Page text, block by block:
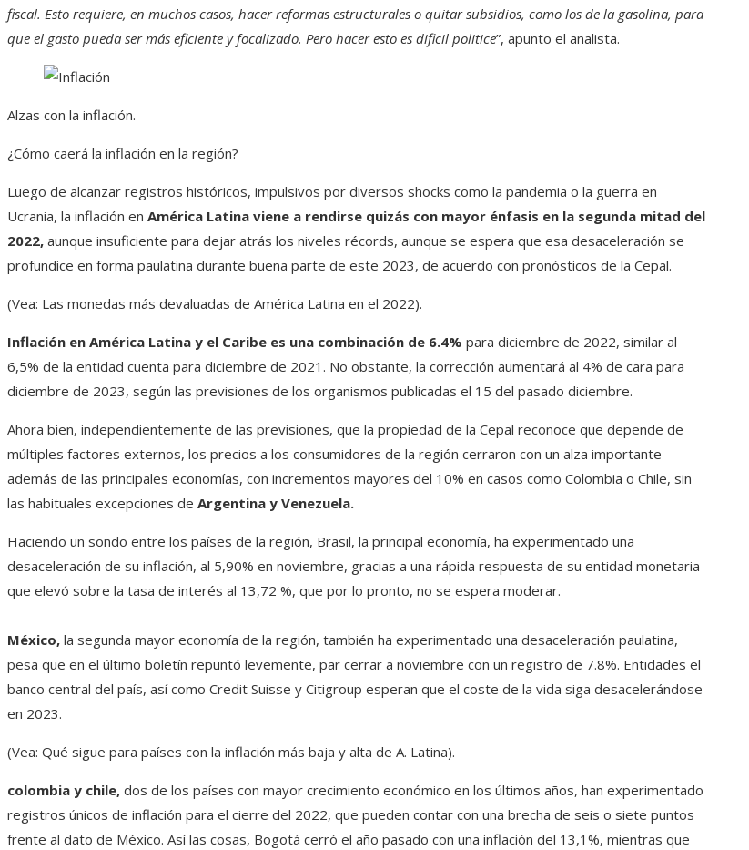
fiscal. Esto requiere, en muchos casos, hacer reformas estructurales o quitar subsidios, como los de la gasolina, para
que el gasto pueda ser más eficiente y focalizado. Pero hacer esto es dificil politice”, apunto el analista.
Alzas con la inflación.
¿Cómo caerá la inflación en la región?
Luego de alcanzar registros históricos, impulsivos por diversos shocks como la pandemia o la guerra en
Ucrania, la inflación en América Latina viene a rendirse quizás con mayor énfasis en la segunda mitad del
2022, aunque insuficiente para dejar atrás los niveles récords, aunque se espera que esa desaceleración se
profundice en forma paulatina durante buena parte de este 2023, de acuerdo con pronósticos de la Cepal.
(Vea: Las monedas más devaluadas de América Latina en el 2022).
Inflación en América Latina y el Caribe es una combinación de 6.4% para diciembre de 2022, similar al
6,5% de la entidad cuenta para diciembre de 2021. No obstante, la corrección aumentará al 4% de cara para
diciembre de 2023, según las previsiones de los organismos publicadas el 15 del pasado diciembre.
Ahora bien, independientemente de las previsiones, que la propiedad de la Cepal reconoce que depende de
múltiples factores externos, los precios a los consumidores de la región cerraron con un alza importante
además de las principales economías, con incrementos mayores del 10% en casos como Colombia o Chile, sin
las habituales excepciones de Argentina y Venezuela.
Haciendo un sondo entre los países de la región, Brasil, la principal economía, ha experimentado una
desaceleración de su inflación, al 5,90% en noviembre, gracias a una rápida respuesta de su entidad monetaria
que elevó sobre la tasa de interés al 13,72 %, que por lo pronto, no se espera moderar.
México, la segunda mayor economía de la región, también ha experimentado una desaceleración paulatina,
pesa que en el último boletín repuntó levemente, par cerrar a noviembre con un registro de 7.8%. Entidades el
banco central del país, así como Credit Suisse y Citigroup esperan que el coste de la vida siga desacelerándose
en 2023.
(Vea: Qué sigue para países con la inflación más baja y alta de A. Latina).
colombia y chile, dos de los países con mayor crecimiento económico en los últimos años, han experimentado
registros únicos de inflación para el cierre del 2022, que pueden contar con una brecha de seis o siete puntos
frente al dato de México. Así las cosas, Bogotá cerró el año pasado con una inflación del 13,1%, mientras que